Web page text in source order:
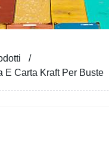
E Carta Kraft Per Buste